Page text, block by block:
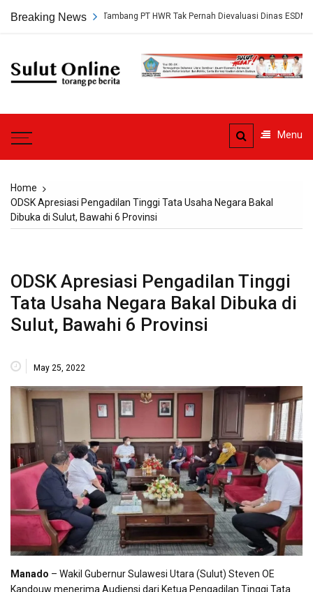
Breaking News
Persetujuan Tambang PT HWR Tak Pernah Dievaluasi Dinas ESDM
Sulut
Menu
Home
ODSK Apresiasi Pengadilan Tinggi Tata Usaha Negara Bakal
Dibuka di Sulut, Bawahi 6 Provinsi
ODSK Apresiasi Pengadilan Tinggi
Tata Usaha Negara Bakal Dibuka di
Sulut, Bawahi 6 Provinsi
May 25, 2022
Manado – Wakil Gubernur Sulawesi Utara (Sulut) Steven OE
Kandouw menerima Audiensi dari Ketua Pengadilan Tinggi Tata